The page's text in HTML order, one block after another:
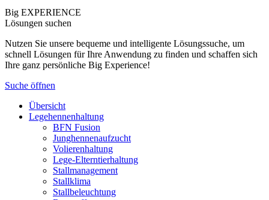
Big EXPERIENCE
Lösungen suchen
Nutzen Sie unsere bequeme und intelligente Lösungssuche, um
schnell Lösungen für Ihre Anwendung zu finden und schaffen sich
Ihre ganz persönliche Big Experience!
Suche öffnen
Übersicht
Legehennenhaltung
BFN Fusion
Junghennenaufzucht
Volierenhaltung
Lege-Elterntierhaltung
Stallmanagement
Stallklima
Stallbeleuchtung